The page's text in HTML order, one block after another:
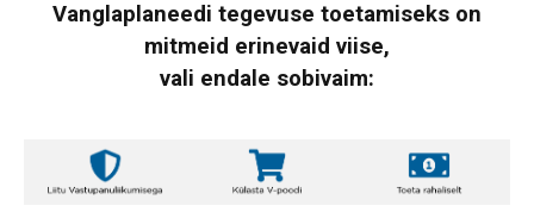
Vanglaplaneedi tegevuse toetamiseks on
mitmeid erinevaid viise,
vali endale sobivaim: